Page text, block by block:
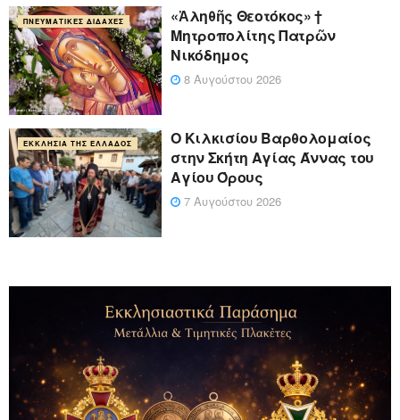
ΠΝΕΥΜΑΤΙΚΈΣ ΔΙΔΑΧΈΣ
«Ἀληθῆς Θεοτόκος» †
Μητροπολίτης Πατρῶν
Νικόδημος
8 Αυγούστου 2026
ΕΚΚΛΗΣΊΑ ΤΗΣ ΕΛΛΆΔΟΣ
Ο Κιλκισίου Βαρθολομαίος
στην Σκήτη Αγίας Άννας του
Αγίου Όρους
7 Αυγούστου 2026